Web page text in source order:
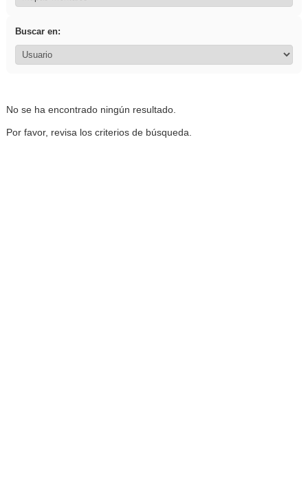
Buscar en:
No se ha encontrado ningún resultado.
Por favor, revisa los criterios de búsqueda.